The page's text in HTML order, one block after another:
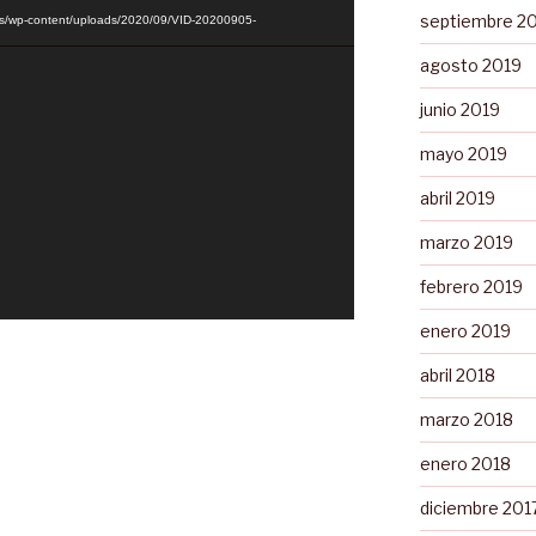
wp-content/uploads/2020/09/VID-20200905-
septiembre
agosto 2019
junio 2019
mayo 2019
abril 2019
marzo 2019
febrero 2019
enero 2019
abril 2018
marzo 2018
enero 2018
diciembre